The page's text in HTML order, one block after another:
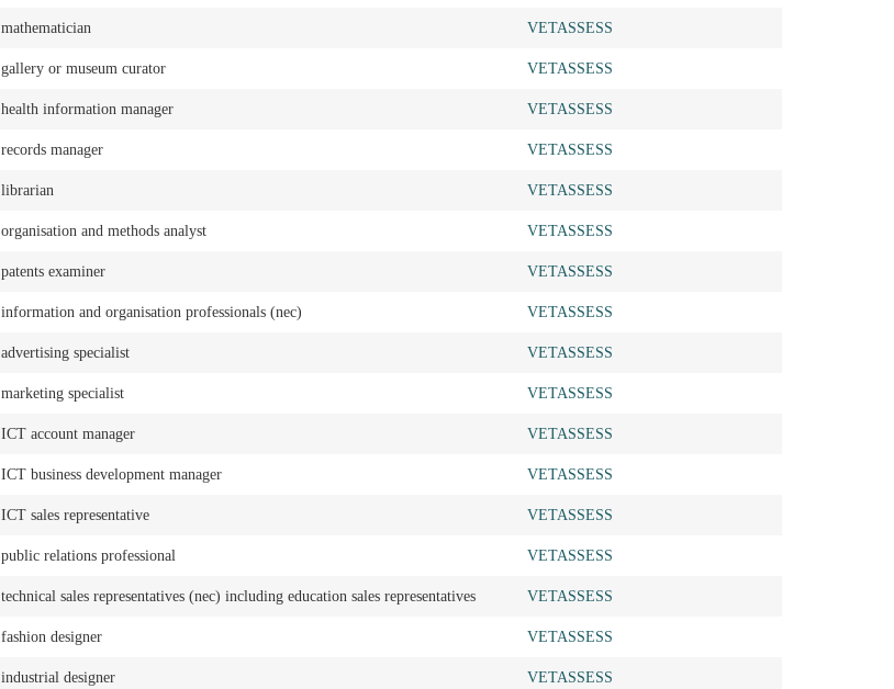
mathematician VETASSESS
gallery or museum curator VETASSESS
health information manager VETASSESS
records manager VETASSESS
librarian VETASSESS
organisation and methods analyst VETASSESS
patents examiner VETASSESS
information and organisation professionals (nec) VETASSESS
advertising specialist VETASSESS
marketing specialist VETASSESS
ICT account manager VETASSESS
ICT business development manager VETASSESS
ICT sales representative VETASSESS
public relations professional VETASSESS
technical sales representatives (nec) including education sales representatives VETASSESS
fashion designer VETASSESS
industrial designer VETASSESS